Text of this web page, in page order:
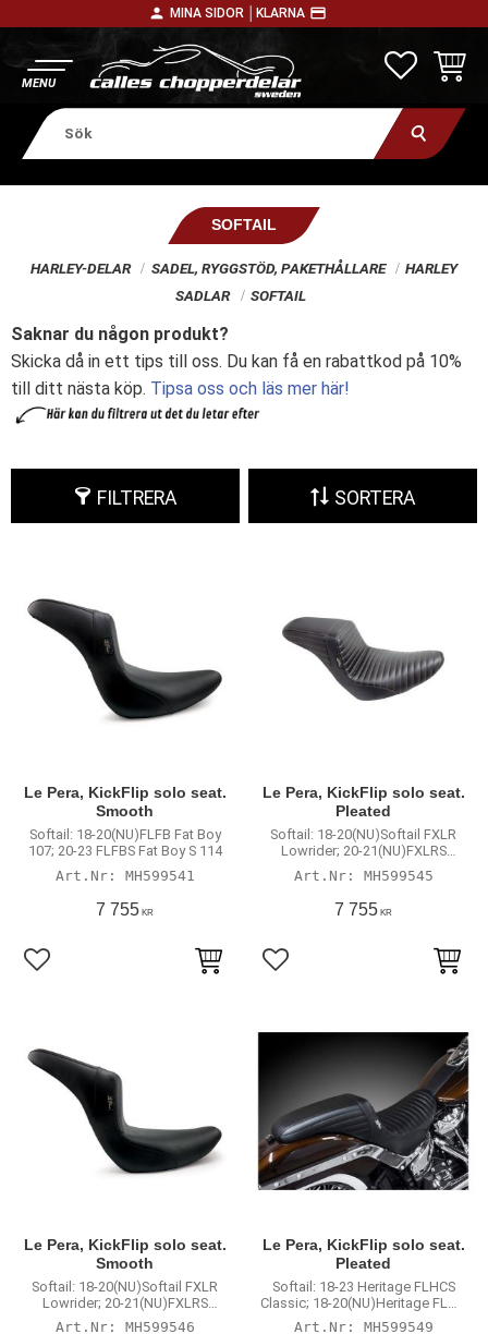
person MINA SIDOR │ KLARNA payment
SOFTAIL
HARLEY-DELAR SADEL, RYGGSTÖD, PAKETHÅLLARE
HARLEY
SADLAR
SOFTAIL
Saknar du någon produkt?
Skicka då in ett tips till oss. Du kan få en rabattkod på 10%
till ditt nästa köp. Tipsa oss och läs mer här!
FILTRERA SORTERA
Le Pera, KickFlip solo seat.
Smooth
Softail: 18-20(NU)FLFB Fat Boy
107; 20-23 FLFBS Fat Boy S 114
MH599541
7 755 KR
Lägg till i favoriter
Le Pera, KickFlip solo seat.
Pleated
Softail: 18-20(NU)Softail FXLR
Lowrider; 20-21(NU)FXLRS
Lowrider S 117; 22-23 FXLRST
Lowrider ST 117; 18-23 FLSB
Sport Glide
MH599545
7 755 KR
Lägg till i favoriter
Le Pera, KickFlip solo seat.
Smooth
Softail: 18-20(NU)Softail FXLR
Lowrider; 20-21(NU)FXLRS
Lowrider S 114; 22-23 FXLRS
MH599546
Le Pera, KickFlip solo seat.
Pleated
Softail: 18-23 Heritage FLHCS
Classic; 18-20(NU)Heritage FLHC
Classic; 18-20(NU)FLDE Deluxe
MH599549